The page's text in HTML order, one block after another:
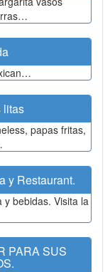
litas
papas fritas,
y Restaurant.
y bebidas. Visita la
PARA SUS